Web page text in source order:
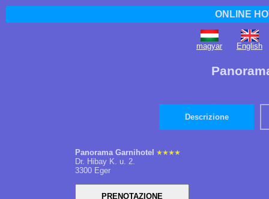
ONLINE
magyar English
Descrizione
Panorama Garnihotel
Dr. Hibay K. u. 2.
3300 Eger